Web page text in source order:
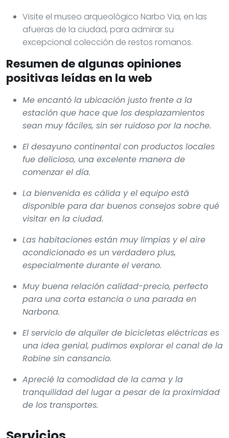
Visite el museo arqueológico Narbo Via, en las
afueras de la ciudad, para admirar su
excepcional colección de restos romanos.
Resumen de algunas opiniones
positivas leídas en la web
Me encantó la ubicación justo frente a la
estación que hace que los desplazamientos
sean muy fáciles, sin ser ruidoso por la noche.
El desayuno continental con productos locales
fue delicioso, una excelente manera de
comenzar el día.
La bienvenida es cálida y el equipo está
disponible para dar buenos consejos sobre qué
visitar en la ciudad.
Las habitaciones están muy limpias y el aire
acondicionado es un verdadero plus,
especialmente durante el verano.
Muy buena relación calidad-precio, perfecto
para una corta estancia o una parada en
Narbona.
El servicio de alquiler de bicicletas eléctricas es
una idea genial, pudimos explorar el canal de la
Robine sin cansancio.
Aprecié la comodidad de la cama y la
tranquilidad del lugar a pesar de la proximidad
de los transportes.